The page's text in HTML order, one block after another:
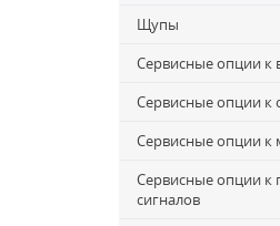
Щупы
Сервисные опции к
Сервисные опции к
Сервисные опции к
Сервисные опции к
сигналов